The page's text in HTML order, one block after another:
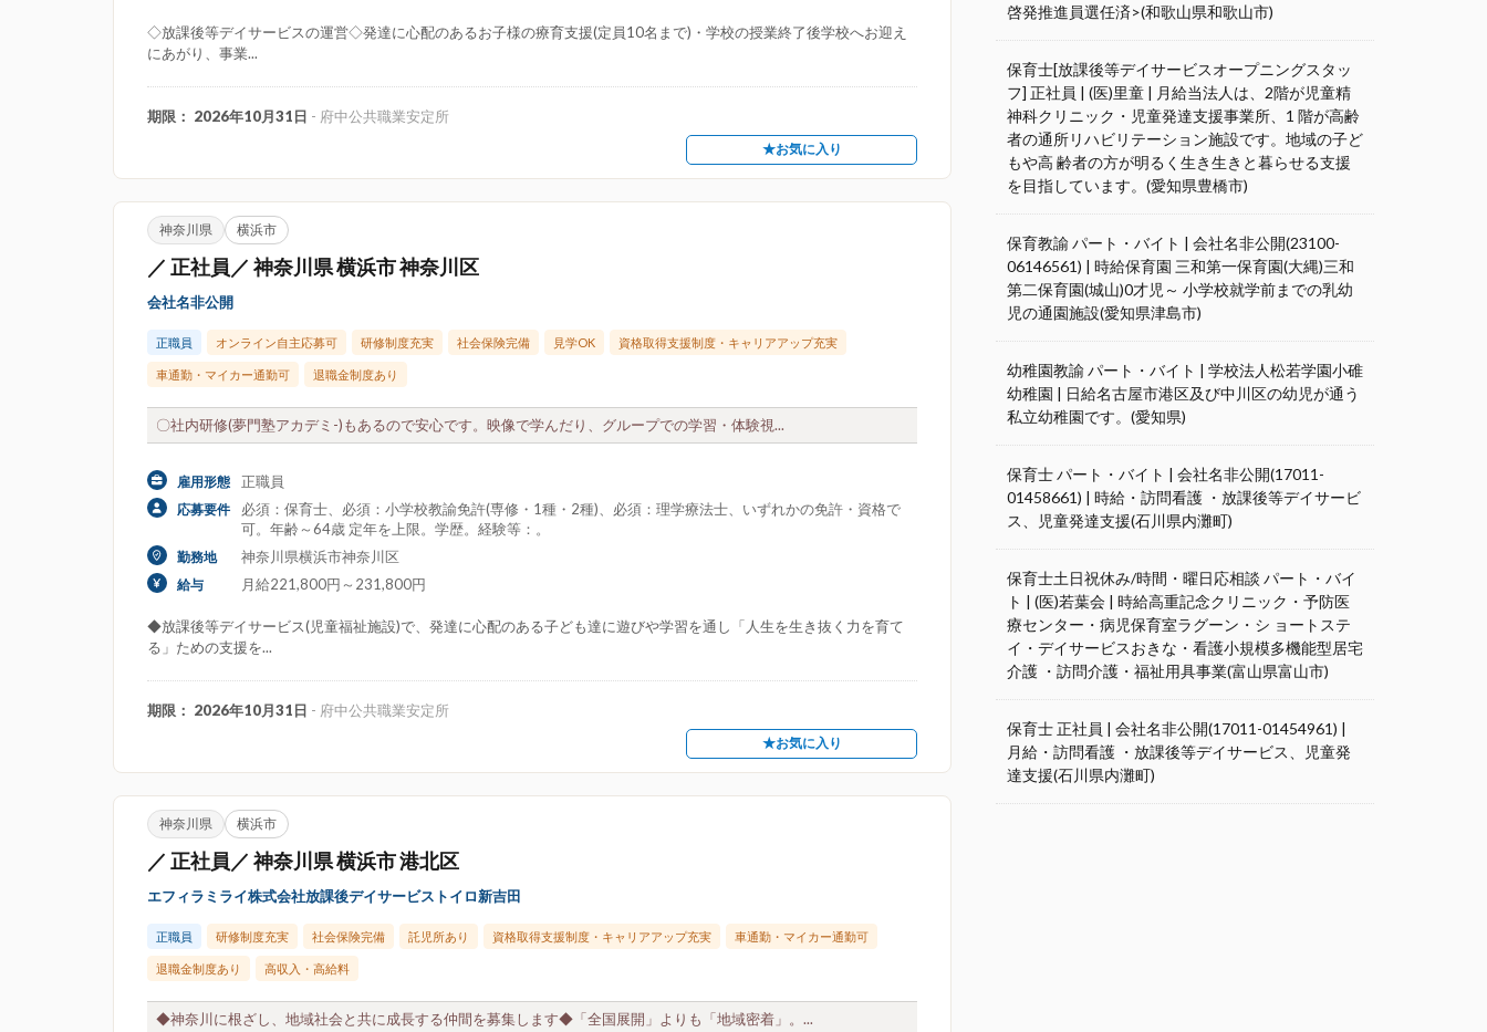
◇放課後等デイサービスの運営◇発達に心配のあるお子様の療育支援(定員10名まで)・学校の授業終了後学校へお迎え
にあがり、事業...
期限： 2026年10月31日 - 府中公共職業安定所
★お気に入り
神奈川県 横浜市
／ 正社員／ 神奈川県 横浜市 神奈川区
会社名非公開
正職員 オンライン自主応募可 研修制度充実 社会保険完備 見学OK 資格取得支援制度・キャリアアップ充実
車通勤・マイカー通勤可 退職金制度あり
〇社内研修(夢門塾アカデミ-)もあるので安心です。映像で学んだり、グループでの学習・体験視...
雇用形態 正職員
応募要件
必須：保育士、必須：小学校教諭免許(専修・1種・2種)、必須：理学療法士、いずれかの免許・資格で
可。年齢～64歳 定年を上限。学歴。経験等：。
勤務地 神奈川県横浜市神奈川区
給与 月給221,800円～231,800円
◆放課後等デイサービス(児童福祉施設)で、発達に心配のある子ども達に遊びや学習を通し「人生を生き抜く力を育て
る」ための支援を...
期限： 2026年10月31日 - 府中公共職業安定所
★お気に入り
神奈川県 横浜市
／ 正社員／ 神奈川県 横浜市 港北区
エフィラミライ株式会社放課後デイサービストイロ新吉田
正職員 研修制度充実 社会保険完備 託児所あり 資格取得支援制度・キャリアアップ充実 車通勤・マイカー通勤可
退職金制度あり 高収入・高給料
◆神奈川に根ざし、地域社会と共に成長する仲間を募集します◆「全国展開」よりも「地域密着」。...
啓発推進員選任済>(和歌山県和歌山市)
保育士[放課後等デイサービスオープニングスタッ
フ] 正社員 | (医)里童 | 月給当法人は、2階が児童精
神科クリニック・児童発達支援事業所、1 階が高齢
者の通所リハビリテーション施設です。地域の子ど
もや高 齢者の方が明るく生き生きと暮らせる支援
を目指しています。(愛知県豊橋市)
保育教諭 パート・バイト | 会社名非公開(23100-
06146561) | 時給保育園 三和第一保育園(大縄)三和
第二保育園(城山)0才児～ 小学校就学前までの乳幼
児の通園施設(愛知県津島市)
幼稚園教諭 パート・バイト | 学校法人松若学園小碓
幼稚園 | 日給名古屋市港区及び中川区の幼児が通う
私立幼稚園です。(愛知県)
保育士 パート・バイト | 会社名非公開(17011-
01458661) | 時給・訪問看護 ・放課後等デイサービ
ス、児童発達支援(石川県内灘町)
保育士土日祝休み/時間・曜日応相談 パート・バイ
ト | (医)若葉会 | 時給高重記念クリニック・予防医
療センター・病児保育室ラグーン・シ ョートステ
イ・デイサービスおきな・看護小規模多機能型居宅
介護 ・訪問介護・福祉用具事業(富山県富山市)
保育士 正社員 | 会社名非公開(17011-01454961) |
月給・訪問看護 ・放課後等デイサービス、児童発
達支援(石川県内灘町)